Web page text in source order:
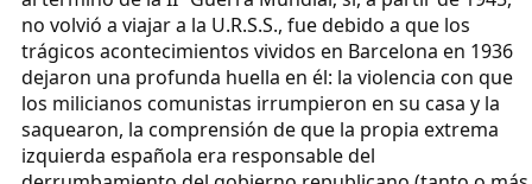
no volvió a viajar a la U.R.S.S., fue debido a que los
trágicos acontecimientos vividos en Barcelona en 1936
dejaron una profunda huella en él: la violencia con que
los milicianos comunistas irrumpieron en su casa y la
saquearon, la comprensión de que la propia extrema
izquierda española era responsable del